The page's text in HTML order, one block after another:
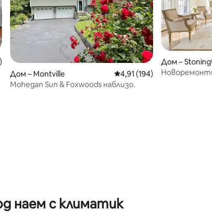
4,86 от 5, 172 отзива
Дом – Montville Средна оценка: 4,91 от 5,
4,91 (194)
Mohegan Sun & Foxwoods наблизо.
Дом –
наем с климатик